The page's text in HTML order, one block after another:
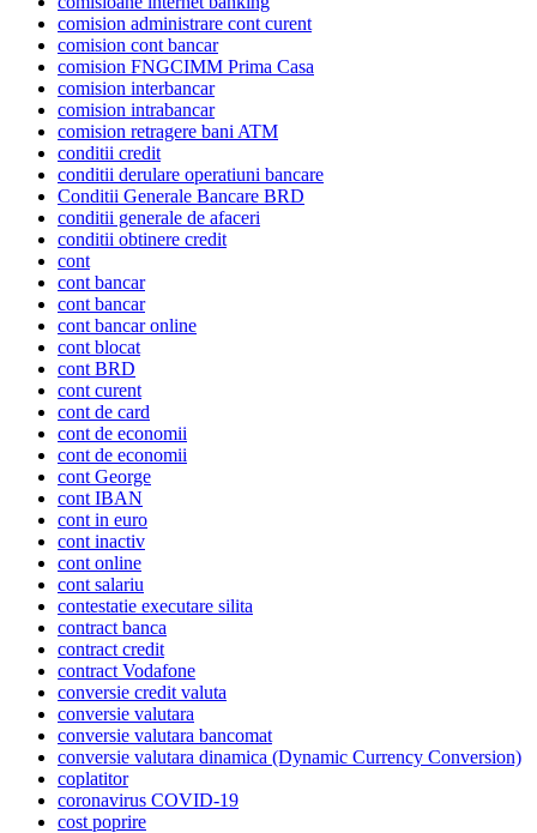
comision administrare cont curent
comision cont bancar
comision FNGCIMM Prima Casa
comision interbancar
comision intrabancar
comision retragere bani ATM
conditii credit
conditii derulare operatiuni bancare
Conditii Generale Bancare BRD
conditii generale de afaceri
conditii obtinere credit
cont
cont bancar
cont bancar
cont bancar online
cont blocat
cont BRD
cont curent
cont de card
cont de economii
cont de economii
cont George
cont IBAN
cont in euro
cont inactiv
cont online
cont salariu
contestatie executare silita
contract banca
contract credit
contract Vodafone
conversie credit valuta
conversie valutara
conversie valutara bancomat
conversie valutara dinamica (Dynamic Currency Conversion)
coplatitor
coronavirus COVID-19
cost poprire